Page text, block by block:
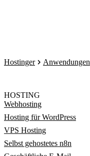
Hostinger Anwendungen
HOSTING
Webhosting
Hosting für WordPress
VPS Hosting
Selbst gehostetes n8n